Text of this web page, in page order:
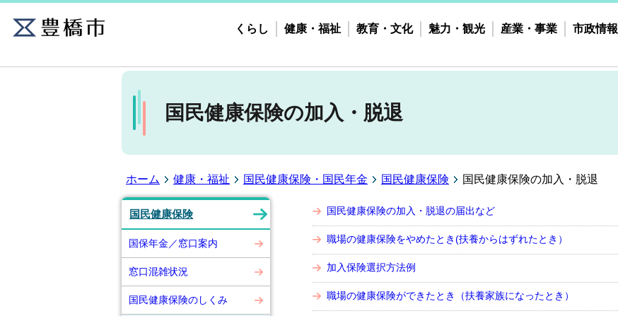
くらし 健康・福祉 教育・文化 魅力・観光 産業・事業 市政情報
国民健康保険の加入・脱退
ホーム 健康・福祉 国民健康保険・国民年金 国民健康保険 国民健康保険の加入・脱退
国民健康保険
国保年金／窓口案内
窓口混雑状況
国民健康保険のしくみ
国民健康保険の加入・脱退の届出など
職場の健康保険をやめたとき(扶養からはずれたとき）
加入保険選択方法例
職場の健康保険ができたとき（扶養家族になったとき）